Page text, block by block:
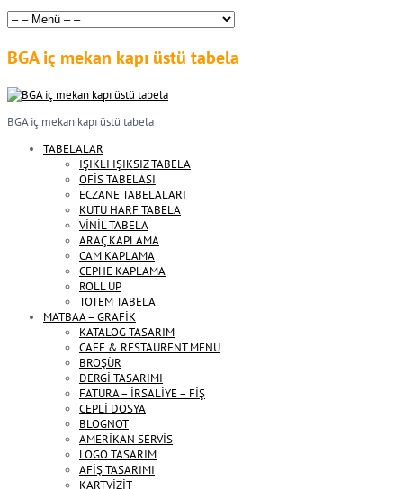
BGA iç mekan kapı üstü tabela
BGA iç mekan kapı üstü tabela
TABELALAR
IŞIKLI IŞIKSIZ TABELA
OFİS TABELASI
ECZANE TABELALARI
KUTU HARF TABELA
VİNİL TABELA
ARAÇ KAPLAMA
CAM KAPLAMA
CEPHE KAPLAMA
ROLL UP
TOTEM TABELA
MATBAA – GRAFİK
KATALOG TASARIM
CAFE & RESTAURENT MENÜ
BROŞÜR
DERGİ TASARIMI
FATURA – İRSALİYE – FİŞ
CEPLİ DOSYA
BLOGNOT
AMERİKAN SERVİS
LOGO TASARIM
AFİŞ TASARIMI
KARTVİZİT